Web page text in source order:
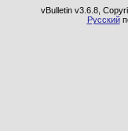
vBulletin v3.6.8,
Русский